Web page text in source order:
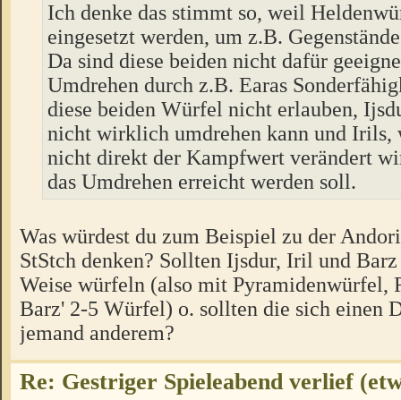
Ich denke das stimmt so, weil
eingesetzt werden, um z.B.
Da sind diese beiden nicht dafür
Umdrehen durch z.B. Earas
diese beiden Würfel nicht erlauben,
nicht wirklich umdrehen kann und Irils,
nicht direkt der Kampfwert verändert
das Umdrehen erreicht werden soll.
Was würdest du zum Beispiel zu der
StStch denken? Sollten Ijsdur, Iril und
Weise würfeln (also mit Pyramidenwürfel,
Barz' 2-5 Würfel) o. sollten die sich einen
jemand anderem?
Re: Gestriger Spieleabend verlief